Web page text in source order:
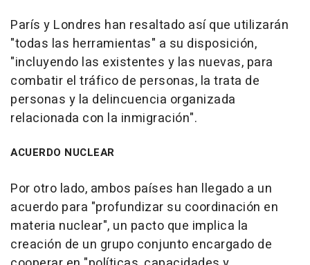
París y Londres han resaltado así que utilizarán
"todas las herramientas" a su disposición,
"incluyendo las existentes y las nuevas, para
combatir el tráfico de personas, la trata de
personas y la delincuencia organizada
relacionada con la inmigración".
ACUERDO NUCLEAR
Por otro lado, ambos países han llegado a un
acuerdo para "profundizar su coordinación en
materia nuclear", un pacto que implica la
creación de un grupo conjunto encargado de